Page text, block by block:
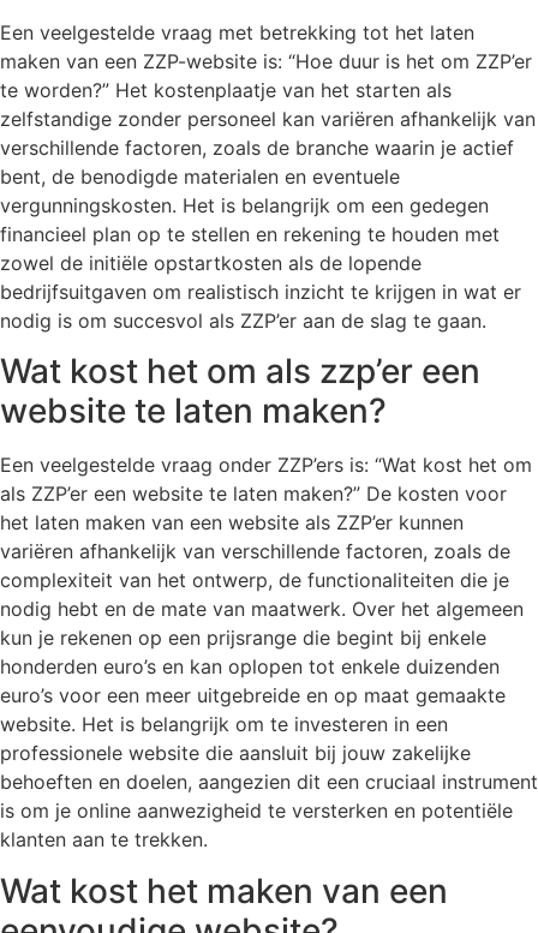
Een veelgestelde vraag met betrekking tot het laten
maken van een ZZP-website is: “Hoe duur is het om ZZP’er
te worden?” Het kostenplaatje van het starten als
zelfstandige zonder personeel kan variëren afhankelijk van
verschillende factoren, zoals de branche waarin je actief
bent, de benodigde materialen en eventuele
vergunningskosten. Het is belangrijk om een gedegen
financieel plan op te stellen en rekening te houden met
zowel de initiële opstartkosten als de lopende
bedrijfsuitgaven om realistisch inzicht te krijgen in wat er
nodig is om succesvol als ZZP’er aan de slag te gaan.
Wat kost het om als zzp’er een
website te laten maken?
Een veelgestelde vraag onder ZZP’ers is: “Wat kost het om
als ZZP’er een website te laten maken?” De kosten voor
het laten maken van een website als ZZP’er kunnen
variëren afhankelijk van verschillende factoren, zoals de
complexiteit van het ontwerp, de functionaliteiten die je
nodig hebt en de mate van maatwerk. Over het algemeen
kun je rekenen op een prijsrange die begint bij enkele
honderden euro’s en kan oplopen tot enkele duizenden
euro’s voor een meer uitgebreide en op maat gemaakte
website. Het is belangrijk om te investeren in een
professionele website die aansluit bij jouw zakelijke
behoeften en doelen, aangezien dit een cruciaal instrument
is om je online aanwezigheid te versterken en potentiële
klanten aan te trekken.
Wat kost het maken van een